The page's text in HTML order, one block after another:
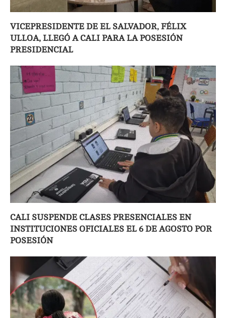
VICEPRESIDENTE DE EL SALVADOR, FÉLIX
ULLOA, LLEGÓ A CALI PARA LA POSESIÓN
PRESIDENCIAL
CALI SUSPENDE CLASES PRESENCIALES EN
INSTITUCIONES OFICIALES EL 6 DE AGOSTO POR
POSESIÓN